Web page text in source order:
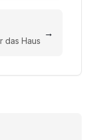
das Haus
→